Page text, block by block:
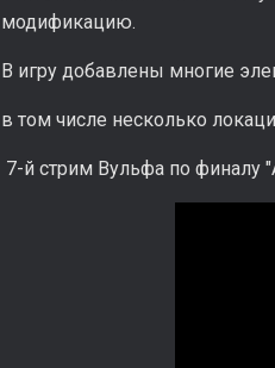
модификацию.
В игру добавлены многие
в том числе несколько
7-й стрим Вульфа по финалу